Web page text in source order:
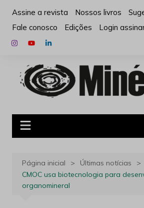
para
conteúdo
Assine a revista Nossos livros
Fale conosco
Edições Login
Página inicial
Últimas notícias
CMOC usa biotecnologia para
organomineral